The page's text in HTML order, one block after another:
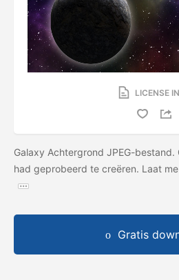
LICENSE
Galaxy Achtergrond JPEG-
had geprobeerd te creëren. Laat
Gratis